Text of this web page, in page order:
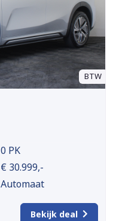
BTW
0 PK
€ 30.999,-
Automaat
Bekijk deal